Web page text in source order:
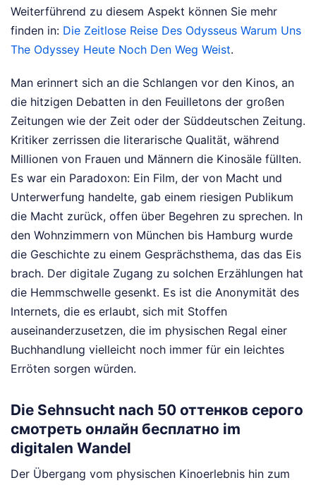
Weiterführend zu diesem Aspekt können Sie mehr
finden in: Die Zeitlose Reise Des Odysseus Warum Uns
The Odyssey Heute Noch Den Weg Weist.
Man erinnert sich an die Schlangen vor den Kinos, an
die hitzigen Debatten in den Feuilletons der großen
Zeitungen wie der Zeit oder der Süddeutschen Zeitung.
Kritiker zerrissen die literarische Qualität, während
Millionen von Frauen und Männern die Kinosäle füllten.
Es war ein Paradoxon: Ein Film, der von Macht und
Unterwerfung handelte, gab einem riesigen Publikum
die Macht zurück, offen über Begehren zu sprechen. In
den Wohnzimmern von München bis Hamburg wurde
die Geschichte zu einem Gesprächsthema, das das Eis
brach. Der digitale Zugang zu solchen Erzählungen hat
die Hemmschwelle gesenkt. Es ist die Anonymität des
Internets, die es erlaubt, sich mit Stoffen
auseinanderzusetzen, die im physischen Regal einer
Buchhandlung vielleicht noch immer für ein leichtes
Erröten sorgen würden.
Die Sehnsucht nach 50 оттенков серого
смотреть онлайн бесплатно im
digitalen Wandel
Der Übergang vom physischen Kinoerlebnis hin zum